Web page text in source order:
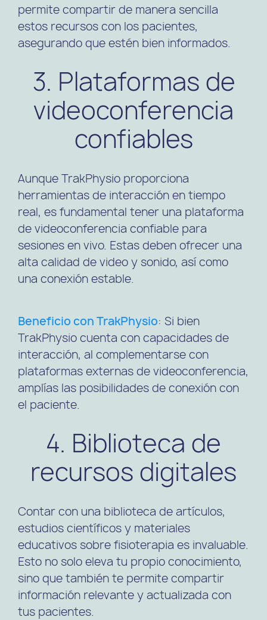
permite compartir de manera sencilla
estos recursos con los pacientes,
asegurando que estén bien informados.
3. Plataformas de
videoconferencia
confiables
Aunque TrakPhysio proporciona
herramientas de interacción en tiempo
real, es fundamental tener una plataforma
de videoconferencia confiable para
sesiones en vivo. Estas deben ofrecer una
alta calidad de video y sonido, así como
una conexión estable.
Beneficio con TrakPhysio: Si bien
TrakPhysio cuenta con capacidades de
interacción, al complementarse con
plataformas externas de videoconferencia,
amplías las posibilidades de conexión con
el paciente.
4. Biblioteca de
recursos digitales
Contar con una biblioteca de artículos,
estudios científicos y materiales
educativos sobre fisioterapia es invaluable.
Esto no solo eleva tu propio conocimiento,
sino que también te permite compartir
información relevante y actualizada con
tus pacientes.